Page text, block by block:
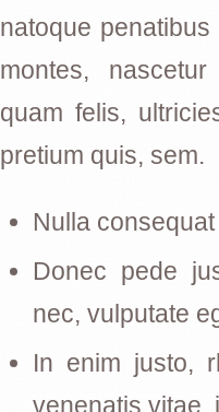
natoque
montes,
quam felis,
pretium quis, sem.
Nulla
Donec pede
nec, vulputate
In enim justo,
venenatis vitae,